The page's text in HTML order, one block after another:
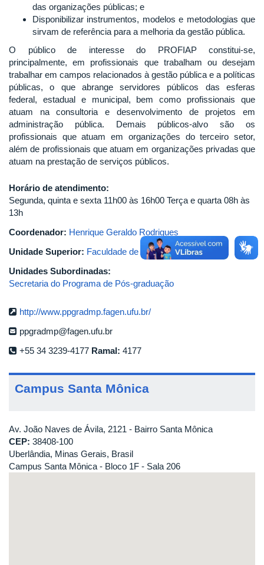
das organizações públicas; e
Disponibilizar instrumentos, modelos e metodologias que
sirvam de referência para a melhoria da gestão pública.
O público de interesse do PROFIAP constitui-se,
principalmente, em profissionais que trabalham ou desejam
trabalhar em campos relacionados à gestão pública e a políticas
públicas, o que abrange servidores públicos das esferas
federal, estadual e municipal, bem como profissionais que
atuam na consultoria e desenvolvimento de projetos em
administração pública. Demais públicos-alvo são os
profissionais que atuam em organizações do terceiro setor,
além de profissionais que atuam em organizações privadas que
atuam na prestação de serviços públicos.
Horário de atendimento:
Segunda, quinta e sexta 11h00 às 16h00 Terça e quarta 08h às
13h
Coordenador: Henrique Geraldo Rodrigues
Unidade Superior: Faculdade de Gestão e Negócios
Unidades Subordinadas:
Secretaria do Programa de Pós-graduação
http://www.ppgradmp.fagen.ufu.br/
ppgradmp@fagen.ufu.br
+55 34 3239-4177 Ramal: 4177
Campus Santa Mônica
Av. João Naves de Ávila, 2121 - Bairro Santa Mônica
CEP: 38408-100
Uberlândia, Minas Gerais, Brasil
Campus Santa Mônica - Bloco 1F - Sala 206